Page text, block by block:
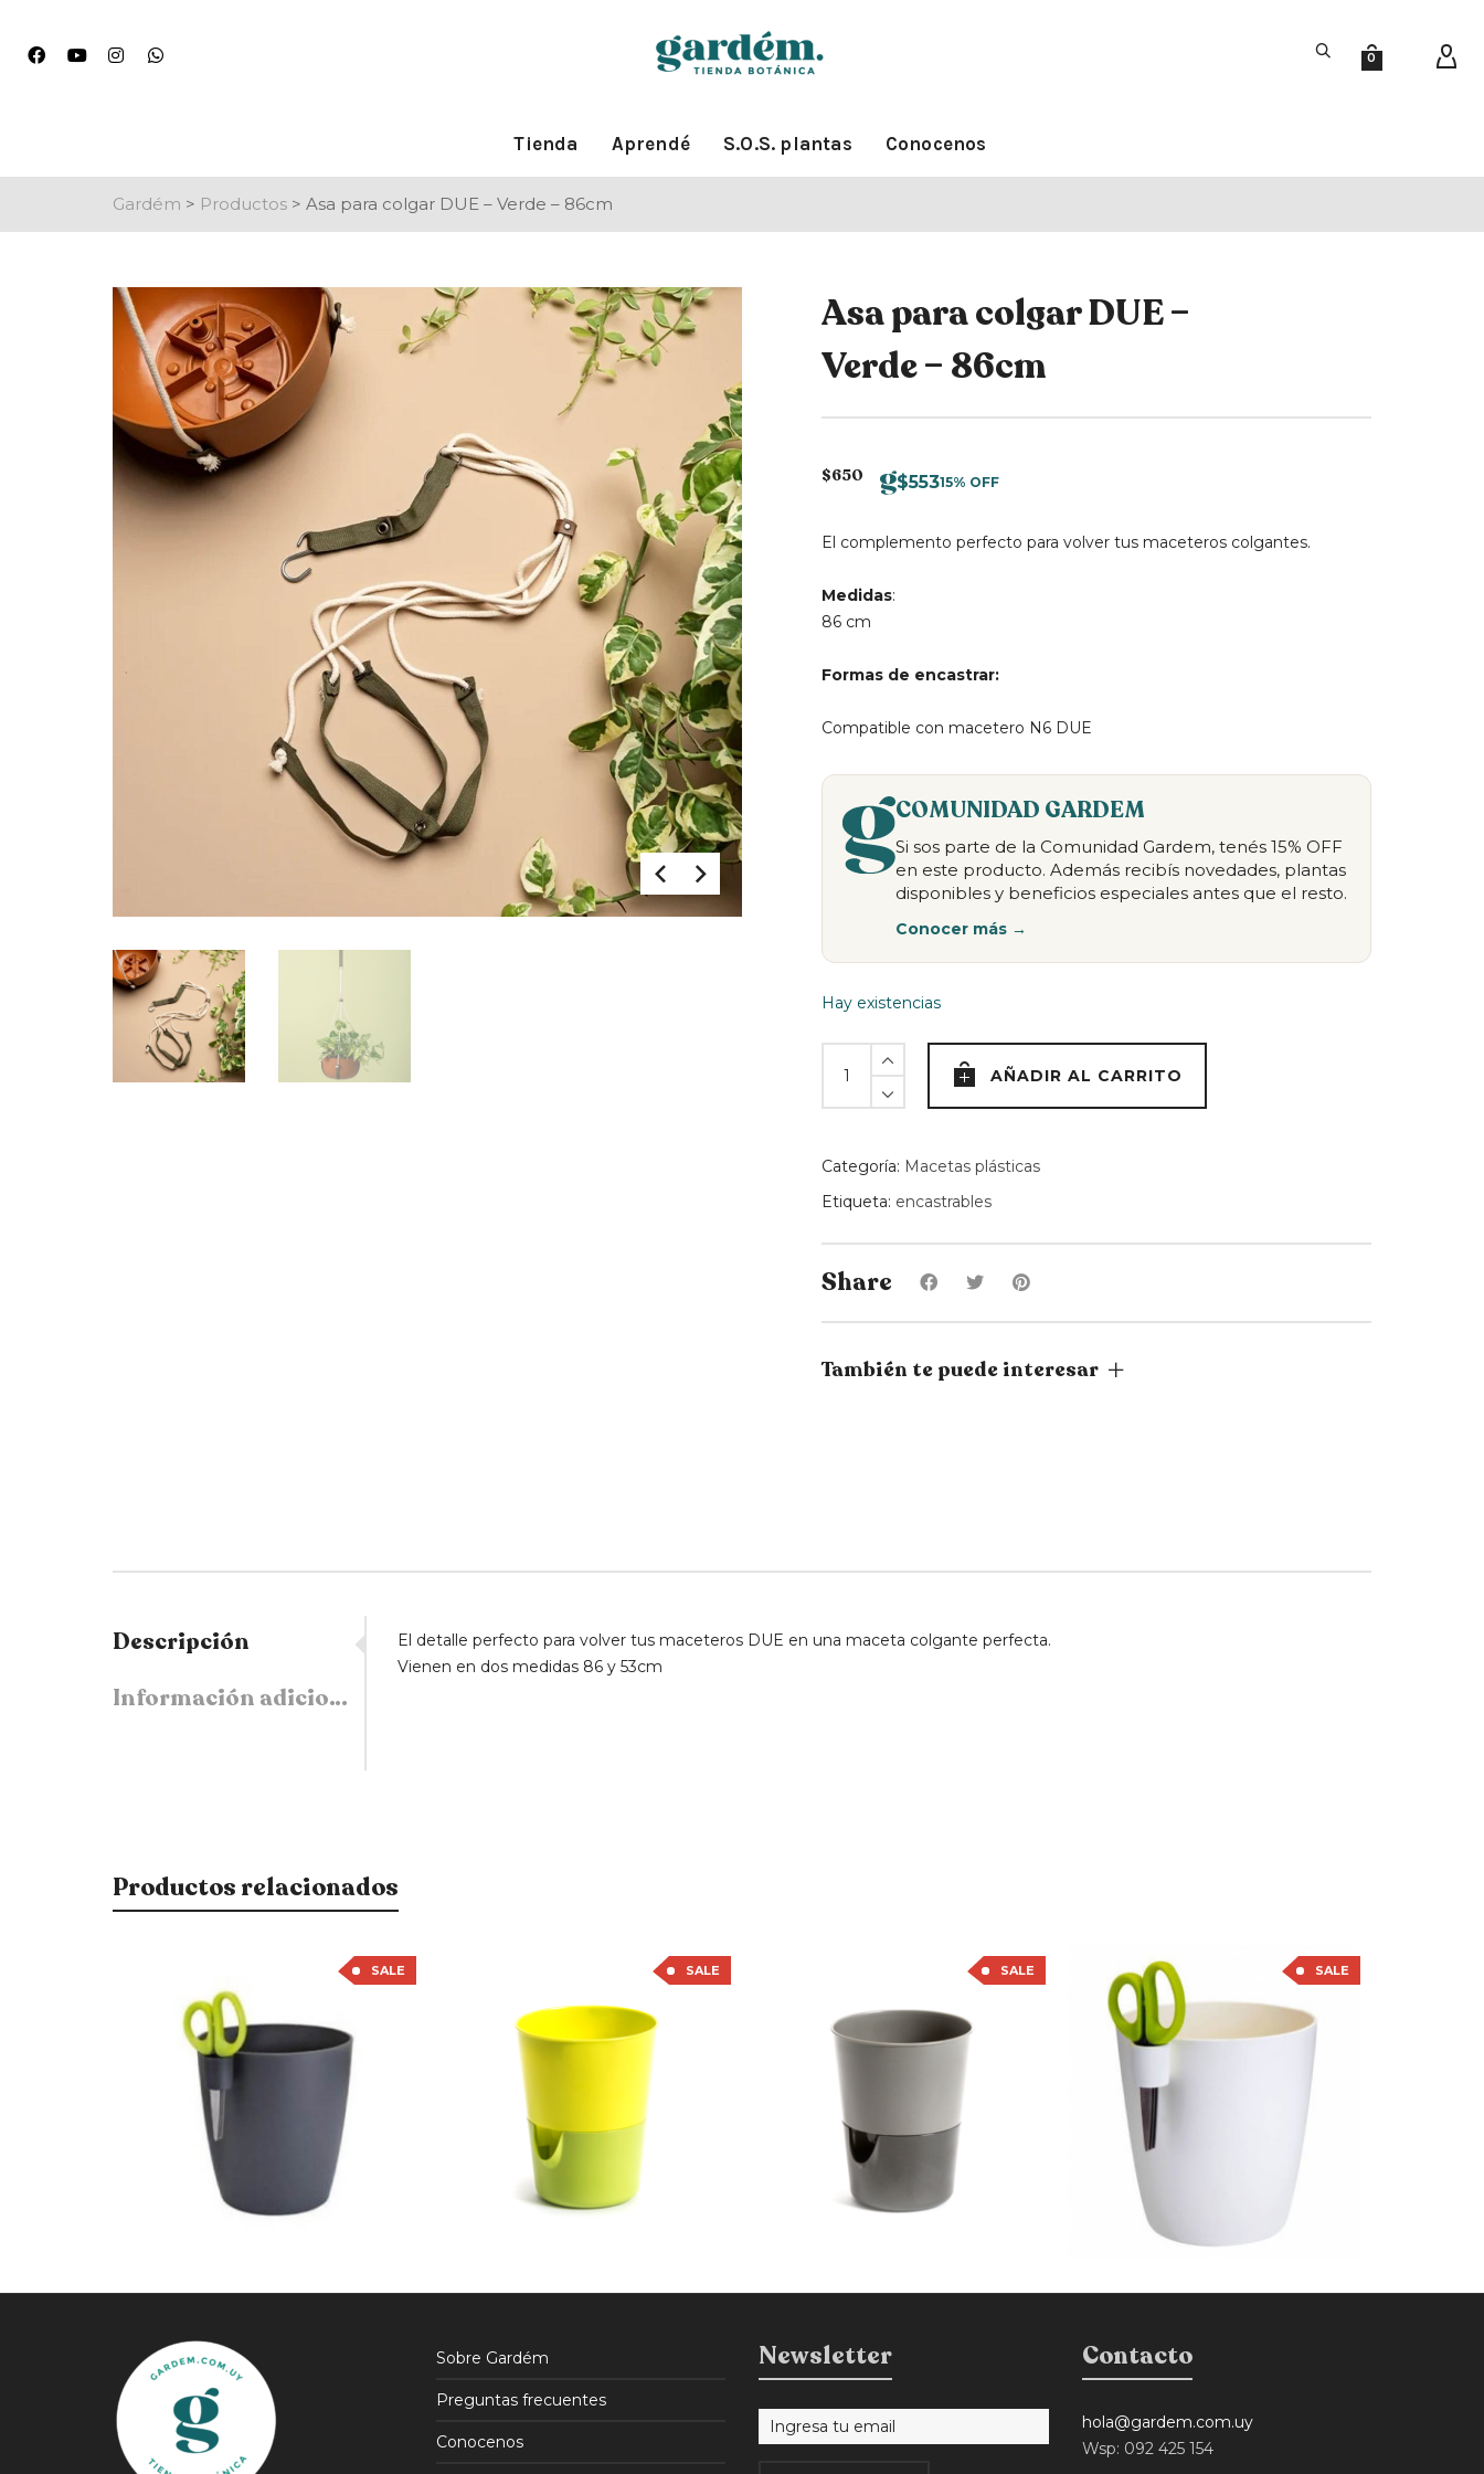
0
Tienda Aprendé S.O.S. plantas Conocenos
Gardém > Productos > Asa para colgar DUE – Verde – 86cm
Asa para colgar DUE –
Verde – 86cm
$650 $55315% OFF
El complemento perfecto para volver tus maceteros colgantes.
Medidas:
86 cm
Formas de encastrar:
Compatible con macetero N6 DUE
COMUNIDAD GARDEM
Si sos parte de la Comunidad Gardem, tenés 15% OFF
en este producto. Además recibís novedades, plantas
disponibles y beneficios especiales antes que el resto.
Conocer más →
Hay existencias
para
colgar
-
86cm
quantity
AÑADIR AL CARRITO
Categoría: Macetas plásticas
Etiqueta: encastrables
Share
También te puede interesar
Descripción
Información adicional
El detalle perfecto para volver tus maceteros DUE en una maceta colgante perfecta.
Vienen en dos medidas 86 y 53cm
Productos relacionados
SALE SALE
150
SALE SALE
490
Sobre Gardém
Preguntas frecuentes
Conocenos
Newsletter Contacto
hola@gardem.com.uy
Wsp: 092 425 154